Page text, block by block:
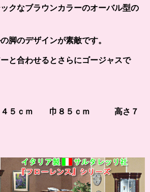
クなブラウンカラーのオーバル型の
脚のデザインが素敵です。
と合わせるとさらにゴージャスで
４５ｃｍ 巾８５ｃｍ 高さ７